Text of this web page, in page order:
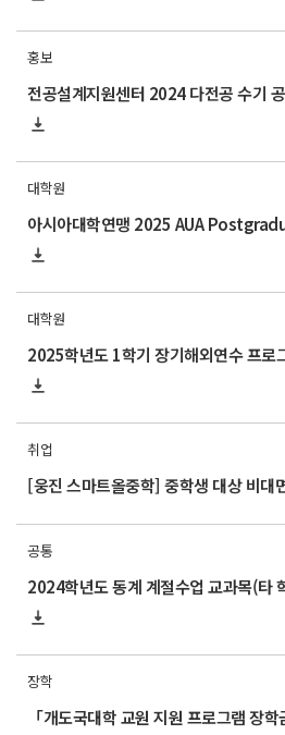
홍보
전공설계지원센터 2024 다전공 수기
대학원
대학원
취업
공통
장학